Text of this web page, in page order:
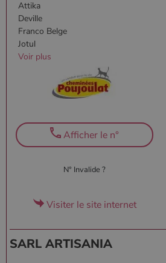
Attika
Deville
Franco Belge
Jotul
Voir plus
N° Invalide ?
Afficher le n°
Visiter le site internet
SARL ARTISANIA